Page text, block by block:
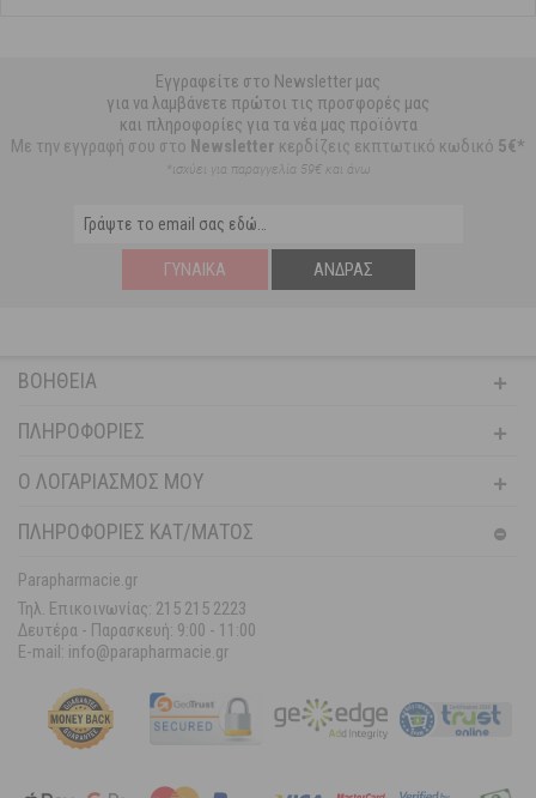
Εγγραφείτε στο Newsletter μας
για να λαμβάνετε πρώτοι τις προσφορές μας
και πληροφορίες για τα νέα μας προϊόντα
Με την εγγραφή σου στο Newsletter κερδίζεις εκπτωτικό κωδικό 5€*
*ισχύει για παραγγελία 59€ και άνω
ΓΥΝΑΊΚΑ ΆΝΔΡΑΣ
ΒΟΉΘΕΙΑ
ΠΛΗΡΟΦΟΡΊΕΣ
Ο ΛΟΓΑΡΙΑΣΜΌΣ ΜΟΥ
ΠΛΗΡΟΦΟΡΙΕΣ ΚΑΤ/ΜΑΤΟΣ
Parapharmacie.gr
Τηλ. Επικοινωνίας: 215 215 2223
Δευτέρα - Παρασκευή: 9:00 - 11:00
E-mail: info@parapharmacie.gr